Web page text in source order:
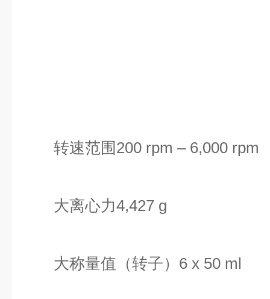
转速范围200 rpm – 6,000 rpm
大离心力4,427 g
大称量值（转子）6 x 50 ml